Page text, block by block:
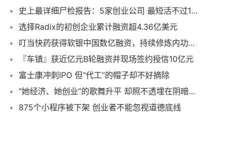
史上最详细尸检报告：5家创业公司 最短活不过1岁
选择Radix的初创企业累计融资超4.36亿美元
叮当快药获得软银中国数亿融资，持续修炼内功加持新零售
『车镇』获近亿元B轮融资并现场签约授信10亿元
富士康冲刺IPO 但“代工”的帽子却不好摘除
“她经济、她创业”的歌舞升平 却照不透埋在阴暗角落里的“潜规则”
875个小程序被下架 创业者不能忽视道德底线